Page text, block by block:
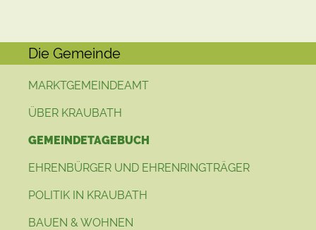
Die Gemeinde
MARKTGEMEINDEAMT
ÜBER KRAUBATH
GEMEINDETAGEBUCH
EHRENBÜRGER UND EHRENRINGTRÄGER
POLITIK IN KRAUBATH
BAUEN & WOHNEN